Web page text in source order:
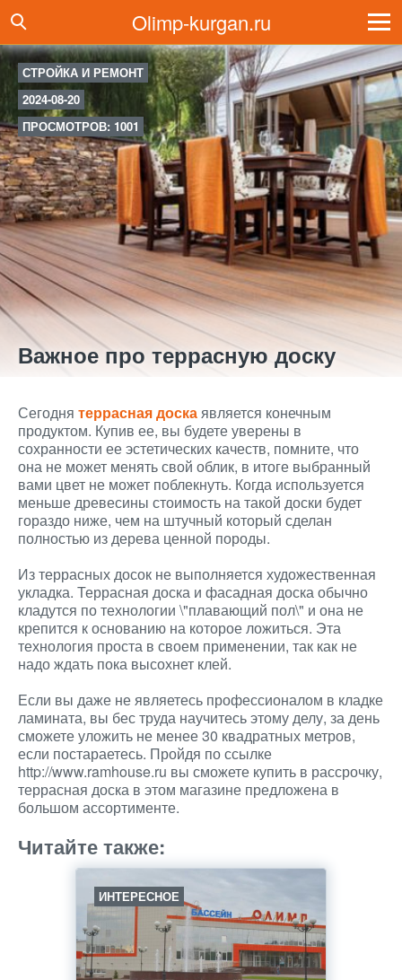
Olimp-kurgan.ru
СТРОЙКА И РЕМОНТ
2024-08-20
ПРОСМОТРОВ: 1001
Важное про террасную доску
Сегодня террасная доскаявляется конечным
продуктом. Купив ее, вы будете уверены в
сохранности ее эстетических качеств, помните, что
она не может менять свой облик, в итоге выбранный
вами цвет не может поблекнуть. Когда используется
меньше древесины стоимость на такой доски будет
гораздо ниже, чем на штучный который сделан
полностью из дерева ценной породы.
Из террасных досок не выполняется художественная
укладка. Террасная доска и фасадная доска обычно
кладутся по технологии \"плавающий пол\" и она не
крепится к основанию на которое ложиться. Эта
технология проста в своем применении, так как не
надо ждать пока высохнет клей.
Если вы даже не являетесь профессионалом в кладке
ламината, вы бес труда научитесь этому делу, за день
сможете уложить не менее 30 квадратных метров,
если постараетесь. Пройдя по ссылке
http://www.ramhouse.ru вы сможете купить в рассрочку,
террасная доска в этом магазине предложена в
большом ассортименте.
Читайте также:
ИНТЕРЕСНОЕ